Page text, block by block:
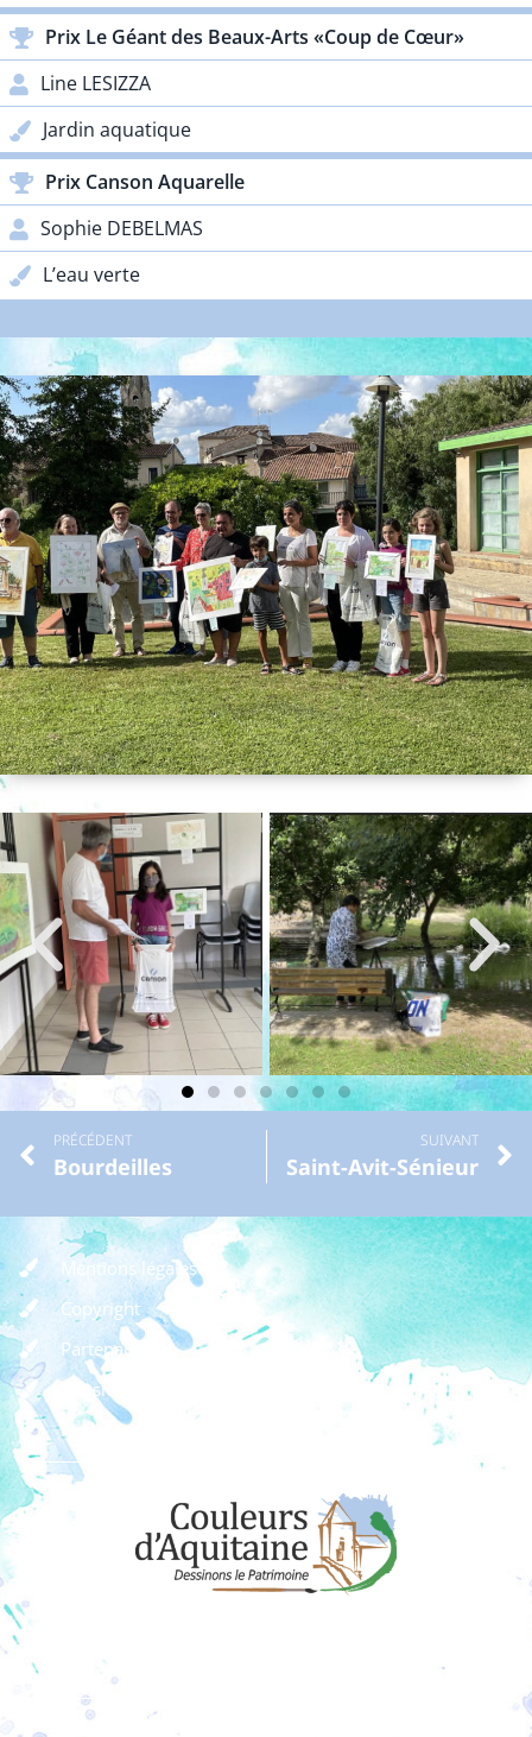
Prix Le Géant des Beaux-Arts «Coup de Cœur»
Line LESIZZA
Jardin aquatique
Prix Canson Aquarelle
Sophie DEBELMAS
L’eau verte
PRÉCÉDENT
Bourdeilles
SUIVANT
Saint-Avit-Sénieur
Mentions légales
Copyright
Partenaires
Dossier de presse
Règlement des concours